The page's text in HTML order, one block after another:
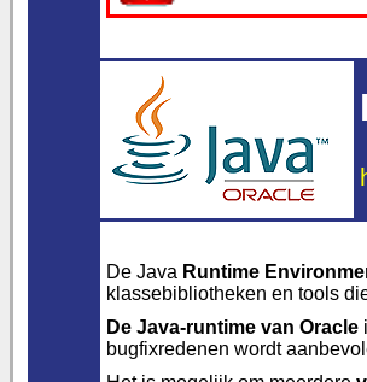
De Java Runtime
klassebibliotheken en tools
De Java-runtime van Oracle
bugfixredenen wordt